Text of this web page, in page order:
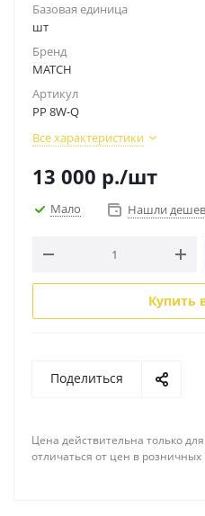
Базовая единица
шт
Бренд
MATCH
Артикул
PP 8W-Q
Все характеристики
13 000 р./шт
Мало Нашли
Купить
Поделиться
Цена действительна только
отличаться от цен в розничных